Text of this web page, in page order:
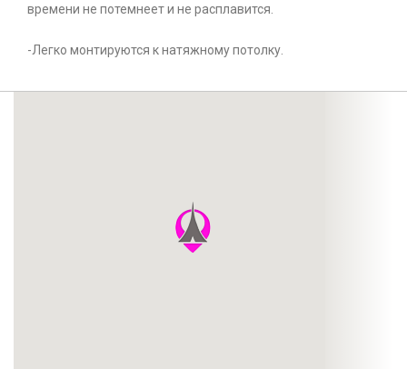
времени не потемнеет и не расплавится.
-Легко монтируются к натяжному потолку.